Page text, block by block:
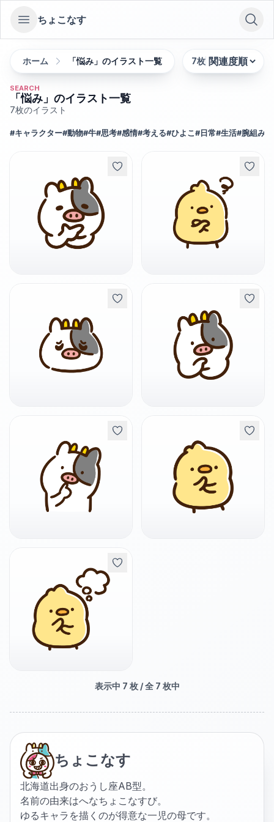
Open sidebar
ちょこなす
ホーム 「悩み」のイラスト一覧 7枚
並び替え:
SEARCH
「悩み」のイラスト一覧
7枚のイラスト
#キャラクター#動物#牛#思考#感情#考える#ひよこ# 日常#生活#腕組み
表示中 7 枚 / 全 7 枚中
ちょこなす
北海道出身のおうし座AB型。
名前の由来はへなちょこなすび。
ゆるキャラを描くのが得意な一児の母です。